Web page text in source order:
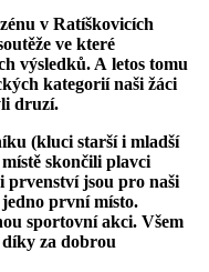
v Ratíškovicích
ve které
výsledků. A letos tomu
kategorií naši žáci
druzí.
(kluci starší i mladší
skončili plavci
jsou pro naši
první místo.
sportovní akci. Všem
za dobrou